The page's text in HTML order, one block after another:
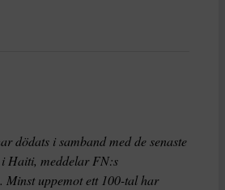
dödats i samband med de senaste
Haiti, meddelar FN:s
Minst uppemot ett 100-tal har